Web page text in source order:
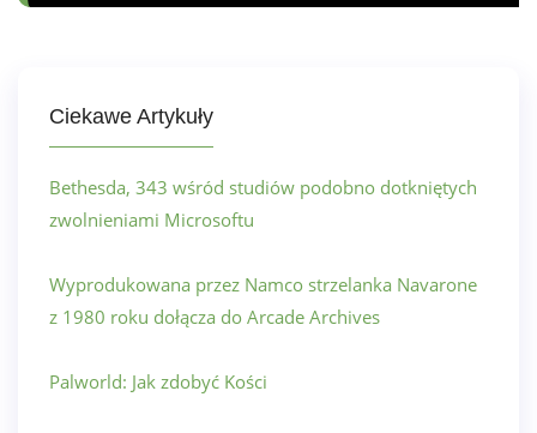
Ciekawe Artykuły
Bethesda, 343 wśród studiów podobno dotkniętych
zwolnieniami Microsoftu
Wyprodukowana przez Namco strzelanka Navarone
z 1980 roku dołącza do Arcade Archives
Palworld: Jak zdobyć Kości